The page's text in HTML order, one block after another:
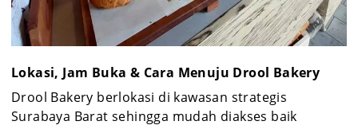
Lokasi, Jam Buka & Cara Menuju Drool Bakery
Drool Bakery berlokasi di kawasan strategis
Surabaya Barat sehingga mudah diakses baik